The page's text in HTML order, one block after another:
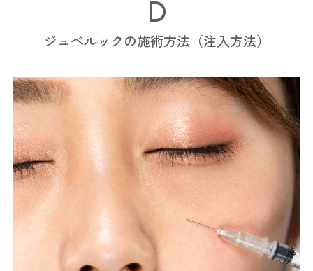
D
ジュベルックの施術方法（注入方法）